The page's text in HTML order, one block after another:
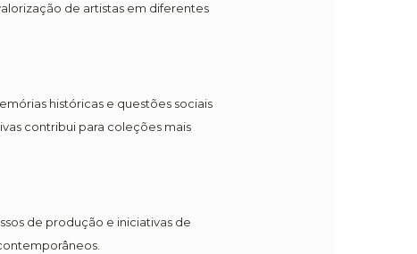
de artistas em diferentes
históricas e questões sociais
contribui para coleções mais
de produção e iniciativas de